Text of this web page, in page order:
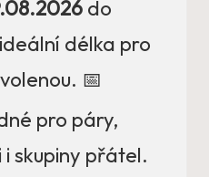
do
délka pro
📅
pro páry,
skupiny přátel.